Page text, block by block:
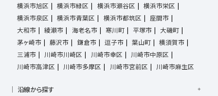
横浜市旭区
横浜市緑区 横浜市瀬谷区
横浜市栄区
横浜市泉区
横浜市青葉区 横浜市都筑区
座間市
大和市
綾瀬市 海老名市 寒川町 平塚市
大磯町
茅ヶ崎市
藤沢市 鎌倉市 逗子市 葉山町
横須賀市
三浦市
川崎市川崎区 川崎市幸区
川崎市中原区
川崎市高津区
川崎市多摩区 川崎市宮前区 川崎市麻生区
沿線から探す